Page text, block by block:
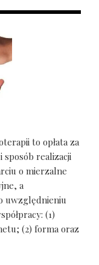
to opłata za
realizacji
o mierzalne
a
uwzględnieniu
(1)
(2) forma oraz